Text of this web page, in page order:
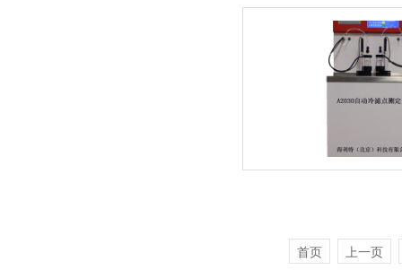
首页 上一页